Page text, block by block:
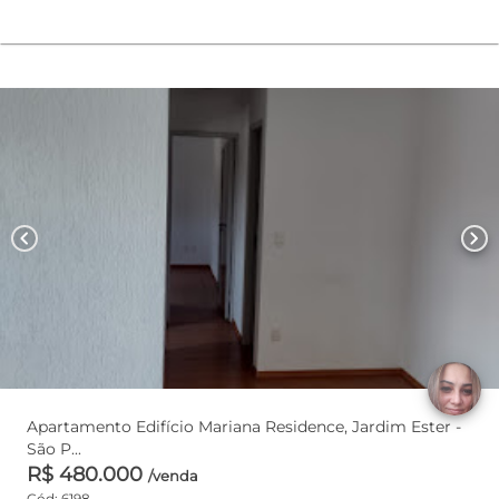
chevron_left chevron_right
Apartamento Edifício Mariana Residence, Jardim Ester -
São P...
R$ 480.000 /venda